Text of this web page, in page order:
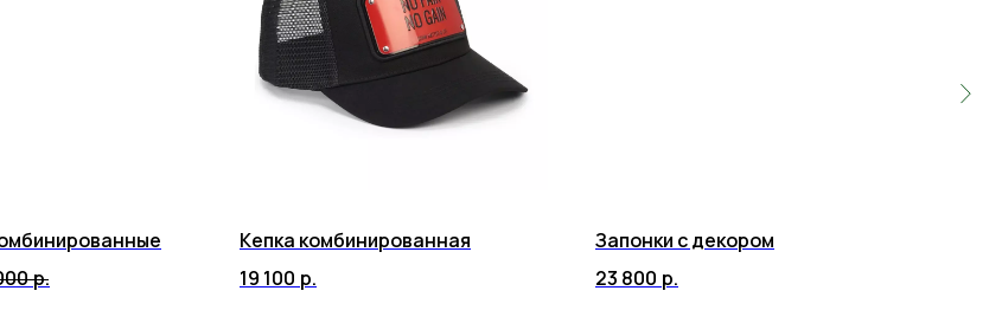
р.
Кепка комбинированная
19 100 р.
Запонки с декором
23 800 р.